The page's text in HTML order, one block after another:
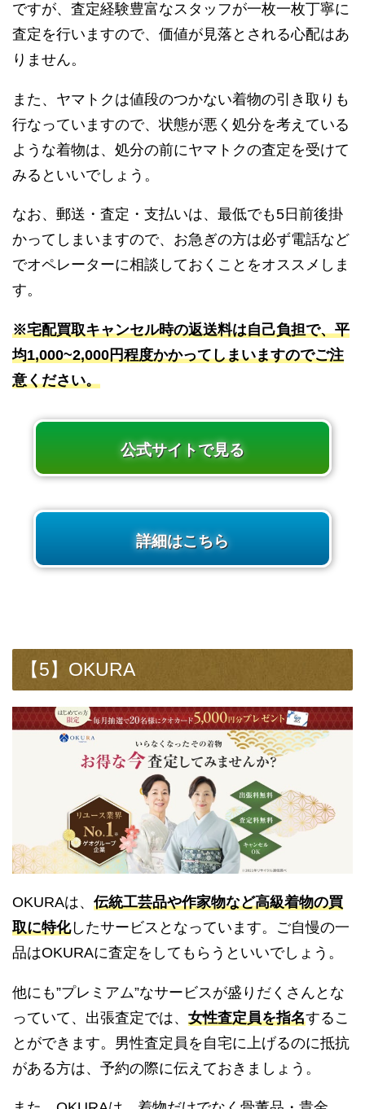
ですが、査定経験豊富なスタッフが一枚一枚丁寧に
査定を行いますので、価値が見落とされる心配はあ
りません。
また、ヤマトクは値段のつかない着物の引き取りも
行なっていますので、状態が悪く処分を考えている
ような着物は、処分の前にヤマトクの査定を受けて
みるといいでしょう。
なお、郵送・査定・支払いは、最低でも5日前後掛
かってしまいますので、お急ぎの方は必ず電話など
でオペレーターに相談しておくことをオススメしま
す。
※宅配買取キャンセル時の返送料は自己負担で、平
均1,000~2,000円程度かかってしまいますのでご注
意ください。
公式サイトで見る
詳細はこちら
【5】OKURA
OKURAは、 伝統工芸品や作家物など高級着物の買
取に特化したサービスとなっています。ご自慢の一
品はOKURAに査定をしてもらうといいでしょう。
他にも”プレミアム”なサービスが盛りだくさんとな
っていて、出張査定では、 女性査定員を指名するこ
とができます。男性査定員を自宅に上げるのに抵抗
がある方は、予約の際に伝えておきましょう。